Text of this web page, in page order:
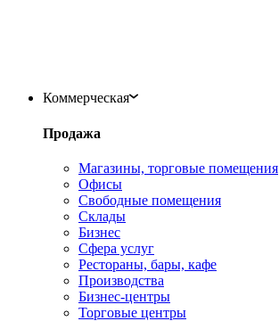
Коммерческая
Продажа
Магазины, торговые помещения
Офисы
Свободные помещения
Склады
Бизнес
Сфера услуг
Рестораны, бары, кафе
Производства
Бизнес-центры
Торговые центры